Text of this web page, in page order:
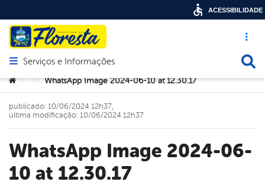
Acesso
Abrir menu principal de navegação
Serviços e Informações
Você está aqui:
> > WhatsApp Image 2024-06-10 at 12.30.17
WhatsApp Image 2024-06-
10 at 12.30.17
publicado: 10/06/2024 12h37,
última modificação: 10/06/2024 12h37
ACESSIBILIDADE